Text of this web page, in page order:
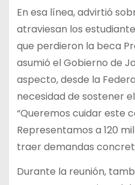
En esa línea, advirtió
atraviesan los
que perdieron la beca
asumió el Gobierno de
aspecto, desde la
necesidad de sostener
“Queremos cuidar este
Representamos a 120
traer demandas
Durante la reunión,